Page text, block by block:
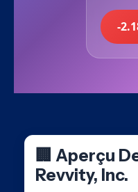
-
🏢 Aperçu
Revvity, Inc.